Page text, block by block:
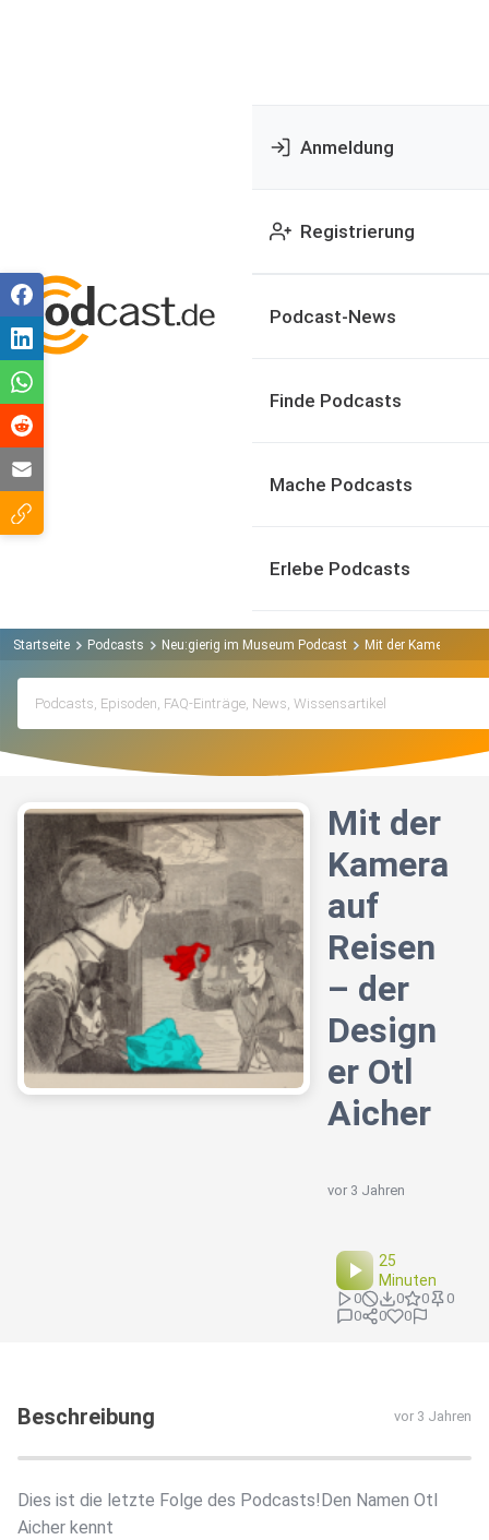
Anmeldung
Registrierung
Podcast-News
Finde Podcasts
Mache Podcasts
Erlebe Podcasts
Startseite Podcasts Neu:gierig im Museum Podcast Mit der Kamera auf
Mit der
Kamera
auf
Reisen
– der
Design
er Otl
Aicher
vor 3 Jahren
25
Minuten
0 0 0
0
0
0 0
Beschreibung vor 3 Jahren
Dies ist die letzte Folge des Podcasts!Den Namen Otl
Aicher kennt